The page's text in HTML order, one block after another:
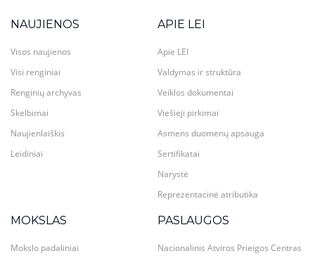
NAUJIENOS
Visos naujienos
Visi renginiai
Renginių archyvas
Skelbimai
Naujienlaiškis
Leidiniai
APIE LEI
Apie LEI
Valdymas ir struktūra
Veiklos dokumentai
Viešieji pirkimai
Asmens duomenų apsauga
Sertifikatai
Narystė
Reprezentacinė atributika
MOKSLAS
Mokslo padaliniai
PASLAUGOS
Nacionalinis Atviros Prieigos Centras